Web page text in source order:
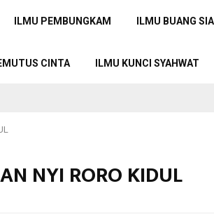
ILMU PEMBUNGKAM ILMU BUANG
CINTA ILMU KUNCI SYAHWAT
NYI RORO KIDUL